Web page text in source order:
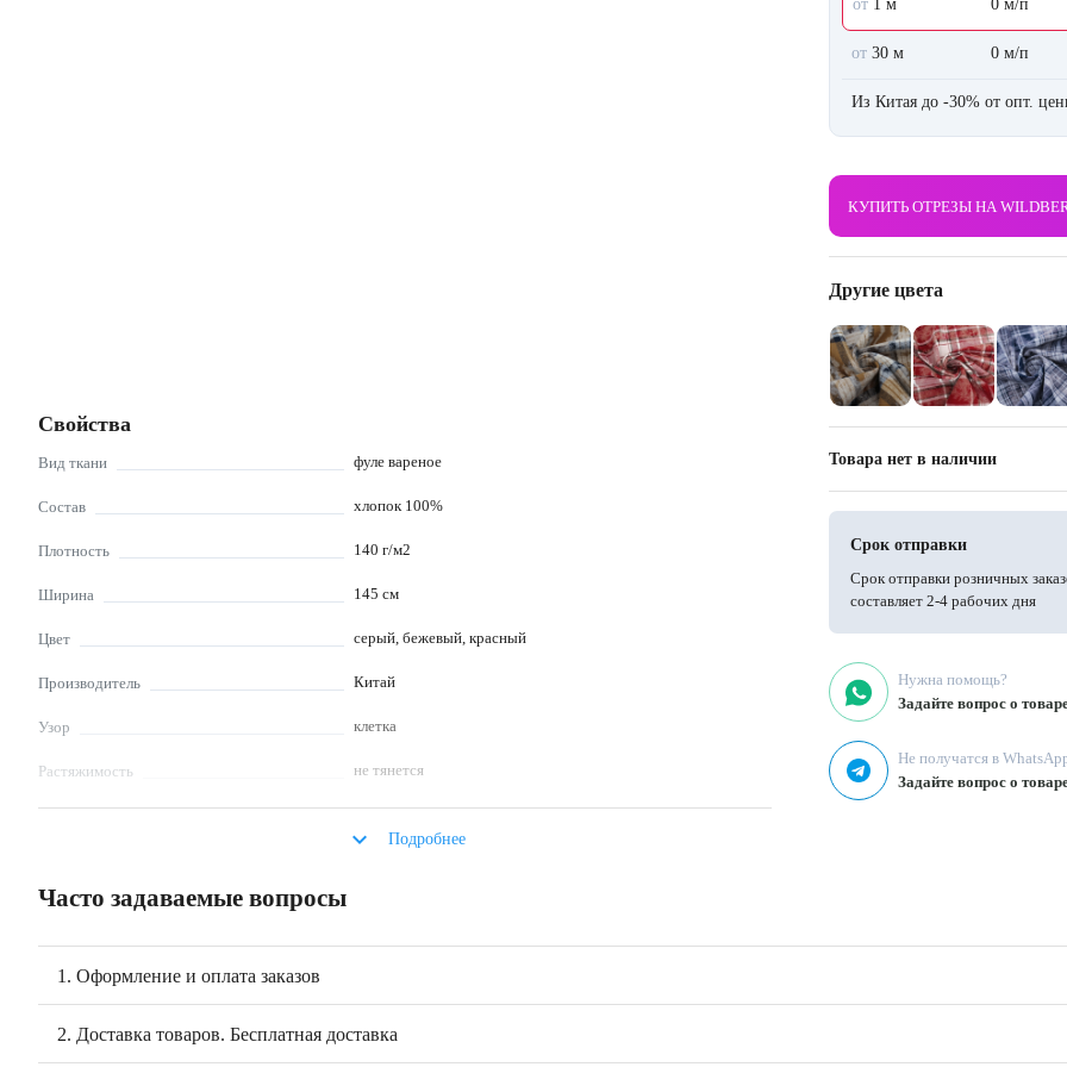
Свойства
Вид ткани фуле вареное
Состав хлопок 100%
Плотность 140 г/м2
Ширина 145 см
Цвет серый, бежевый, красный
Производитель Китай
Узор клетка
Растяжимость не тянется
мало мнется
ткани: хлопок 100%. Ткань имеет небольшой ворс. Из фуле шьют рубашки, юбки, платья, пижамы и другую
одежду для детей и взрослых.
keyboard_arrow_down Подробнее
от 1 м 0 м/п
от 30 м 0 м/п
Из Китая до -30% от опт.
КУПИТЬ ОТРЕЗЫ НА
Другие цвета
Товара нет в наличии
Срок отправки
Срок отправки розничных
составляет 2-4 рабочих дня
Нужна помощь?
Задайте вопрос о
Не получатся в
Задайте вопрос о
Часто задаваемые вопросы
1. Оформление и оплата заказов
2. Доставка товаров. Бесплатная доставка